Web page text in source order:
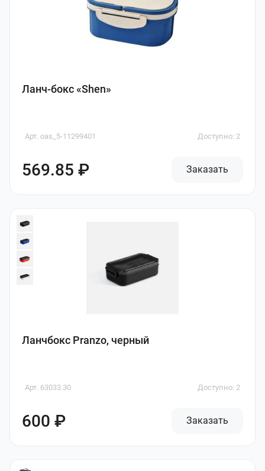
Ланч-бокс «Shen»
Арт. oas_5-11299401 Доступно: 2
569.85 ₽ Заказать
Ланчбокс Pranzo, черный
Арт. 63033.30 Доступно: 2
600 ₽ Заказать